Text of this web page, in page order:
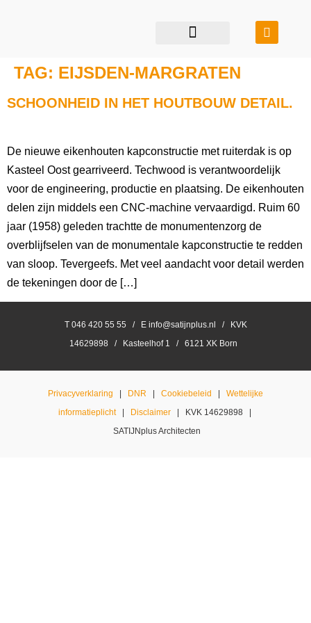
TAG: EIJSDEN-MARGRATEN
SCHOONHEID IN HET HOUTBOUW DETAIL.
De nieuwe eikenhouten kapconstructie met ruiterdak is op
Kasteel Oost gearriveerd. Techwood is verantwoordelijk
voor de engineering, productie en plaatsing. De eikenhouten
delen zijn middels een CNC-machine vervaardigd. Ruim 60
jaar (1958) geleden trachtte de monumentenzorg de
overblijfselen van de monumentale kapconstructie te redden
van sloop. Tevergeefs. Met veel aandacht voor detail werden
de tekeningen door de […]
T 046 420 55 55 / E info@satijnplus.nl / KVK
14629898 / Kasteelhof 1 / 6121 XK Born
Privacyverklaring | DNR | Cookiebeleid | Wettelijke
informatieplicht| Disclaimer| KVK 14629898 |
SATIJNplus Architecten